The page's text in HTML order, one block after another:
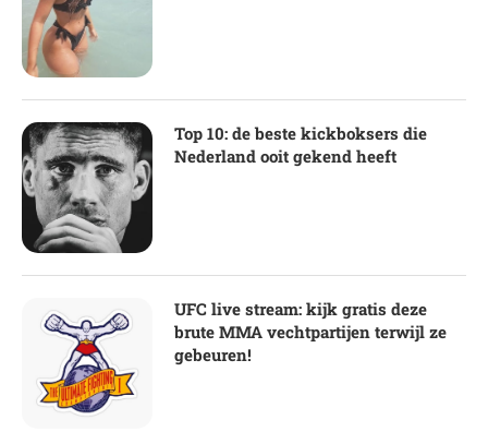
Top 10: de beste kickboksers die
Nederland ooit gekend heeft
UFC live stream: kijk gratis deze
brute MMA vechtpartijen terwijl ze
gebeuren!